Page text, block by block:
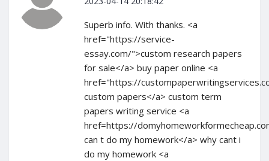
Superb info. With thanks. <a
href="https://service-
essay.com/">custom research papers
for sale</a> buy paper online <a
href="https://
custom papers</a> custom term
papers writing service <a
href=https://
can t do my homework</a> why cant i
do my homework <a